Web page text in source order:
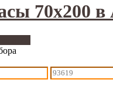
70x200 в